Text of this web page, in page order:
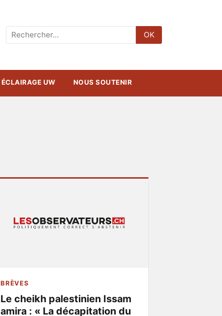
Rechercher
:
OK
ÉCLAIRAGE UW NOUS SOUTENIR
BRÈVES
Le cheikh palestinien Issam
amira : « La décapitation du